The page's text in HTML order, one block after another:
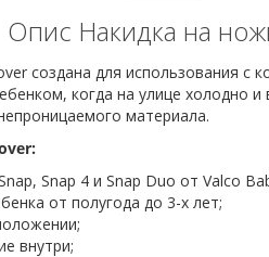
Опис Накидка на
создана для использования
когда на улице холодно
материала.
Snap 4 и Snap Duo от Valco
от полугода до 3-х лет;
внутри;